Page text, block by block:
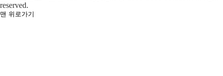
reserved.
맨 위로가기